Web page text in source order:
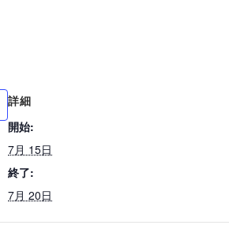
詳細
開始:
7月 15日
終了:
7月 20日